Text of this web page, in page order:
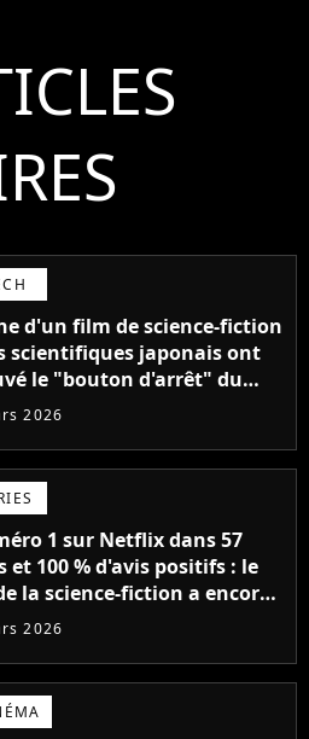
d'un film de science-fiction
scientifiques japonais ont
le "bouton d'arrêt" du
qui pourrait nous
2026
1 sur Netflix dans 57
et 100 % d'avis positifs : le
la science-fiction a encore
2026